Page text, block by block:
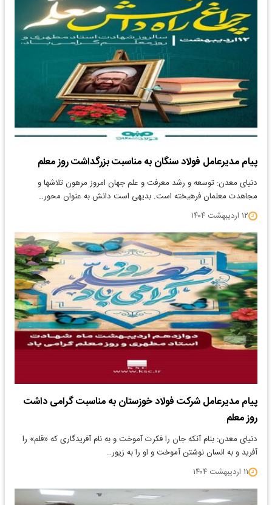
پیام مدیرعامل فولاد سنگان به مناسبت بزرگداشت روز معلم
دنیای معدن: توسعه و رشد معرفت و علم جهان امروز مرهون تلاشها و
مجاهدت معلمان فرهیخته است. بدیهی است دانش به عنوان محور…
۱۲ اردیبهشت ۱۴۰۴
پیام مدیرعامل شرکت فولاد خوزستان به مناسبت گرامی داشت
روز معلم
دنیای معدن: بنام آنکه جان را فکرت آموخت و به نام آفریدگاری که «قلم» را
آفرید و به انسان نوشتن آموخت و او را به زیور…
۱۱ اردیبهشت ۱۴۰۴